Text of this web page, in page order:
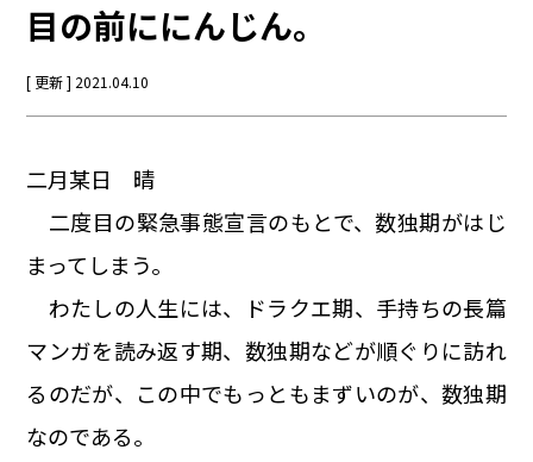
目の前ににんじん。
[ 更新 ] 2021.04.10
二月某日 晴
二度目の緊急事態宣言のもとで、数独期がはじ
まってしまう。
わたしの人生には、ドラクエ期、手持ちの長篇
マンガを読み返す期、数独期などが順ぐりに訪れ
るのだが、この中でもっともまずいのが、数独期
なのである。